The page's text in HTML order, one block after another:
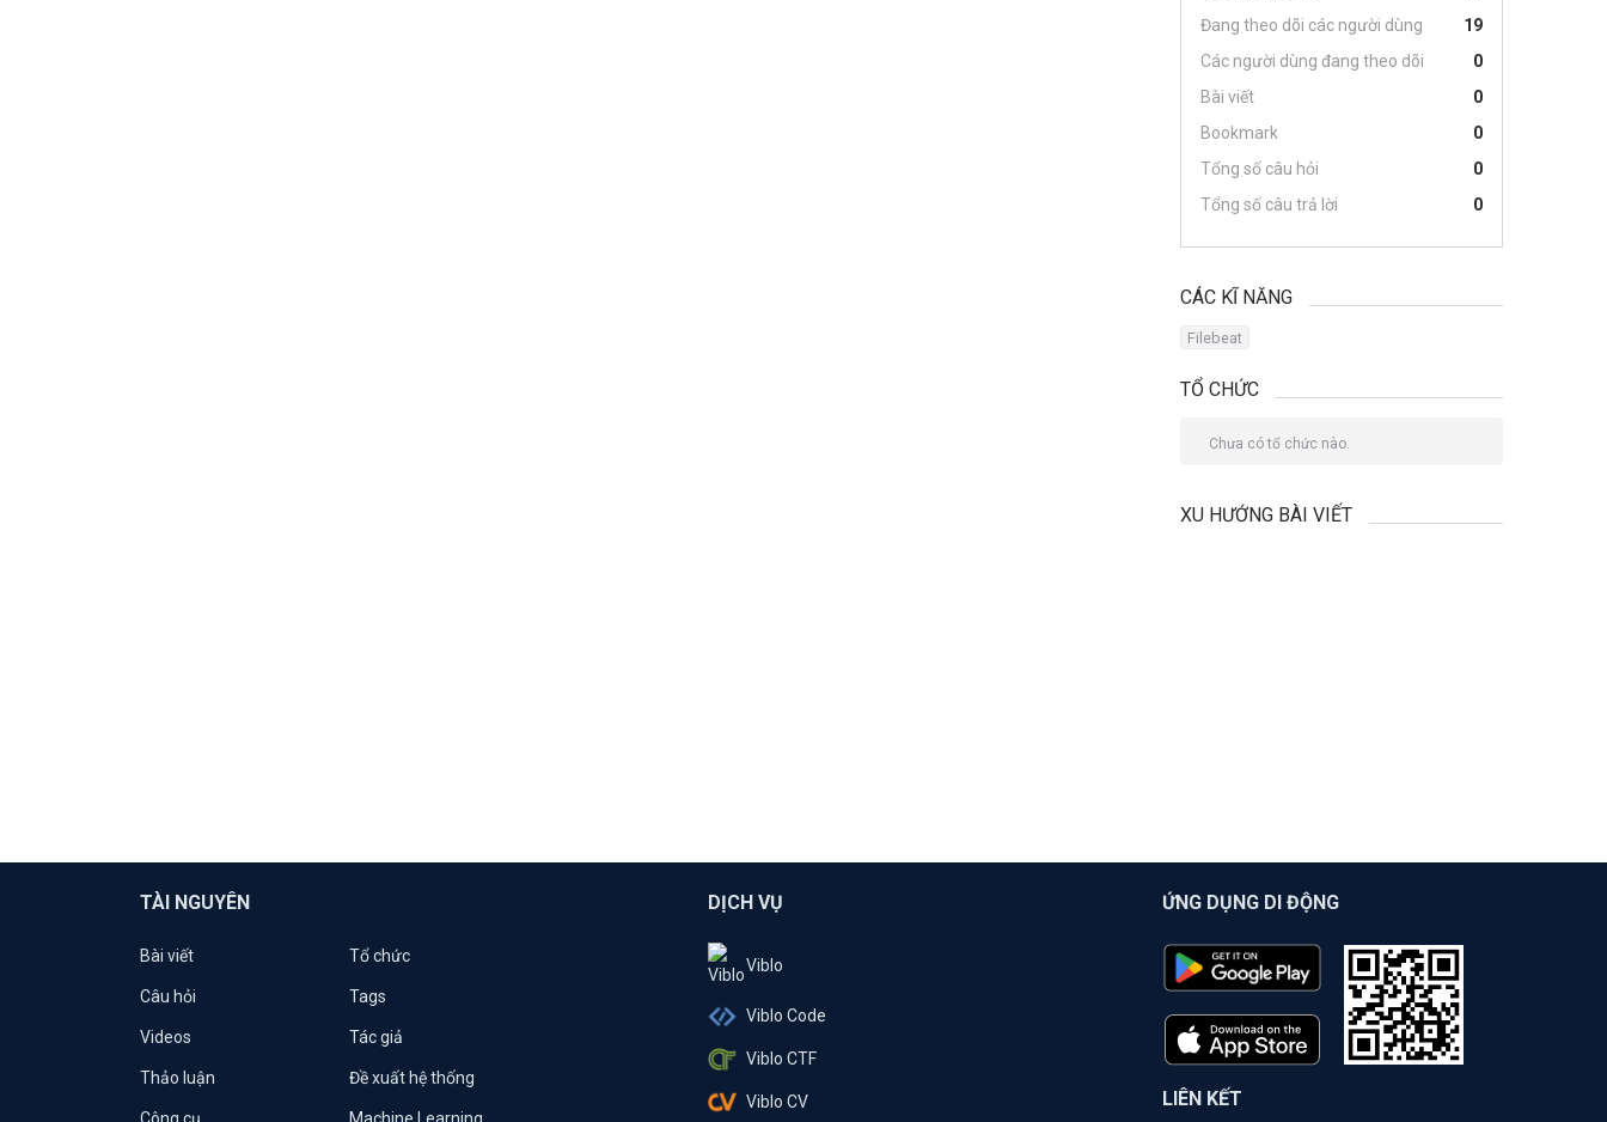
Đang theo dõi các người dùng
19
Các người dùng đang theo dõi
0
Bài viết
0
Bookmark
0
Tổng số câu hỏi
0
Tổng số câu trả lời
0
CÁC KĨ NĂNG
Filebeat
TỔ CHỨC
Chưa có tổ chức nào.
XU HƯỚNG BÀI VIẾT
TÀI NGUYÊN
Bài viết Tổ chức
Câu hỏi Tags
Videos Tác giả
Thảo luận Đề xuất hệ thống
Công cụ Machine Learning
DỊCH VỤ
Viblo
Viblo Code
Viblo CTF
Viblo CV
ỨNG DỤNG DI ĐỘNG
LIÊN KẾT